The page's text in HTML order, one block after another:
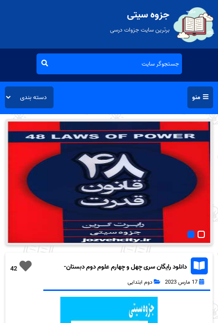
جزوه سیتی
برترین سایت جزوات درسی
منو
42
دانلود رایگان سری چهل و چهارم علوم دوم دبستان-
اباصالح کرمان- اردیبهشت1401 به همراه pdf
17 مارس 2023 دوم ابتدایی